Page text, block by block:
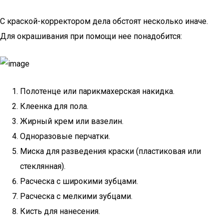
С краской-корректором дела обстоят несколько иначе.
Для окрашивания при помощи нее понадобится:
Полотенце или парикмахерская накидка.
Клеенка для пола.
Жирный крем или вазелин.
Одноразовые перчатки.
Миска для разведения краски (пластиковая или
стеклянная).
Расческа с широкими зубцами.
Расческа с мелкими зубцами.
Кисть для нанесения.